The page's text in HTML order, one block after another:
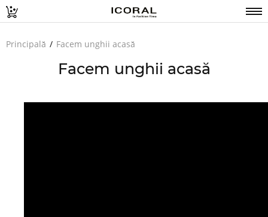
Principală Facem unghii acasă
Facem unghii acasă